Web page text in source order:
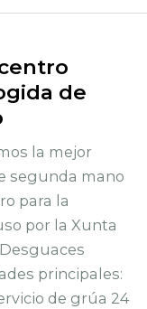
de
la mejor
segunda mano
para la
por la Xunta
principales:
de grúa 24